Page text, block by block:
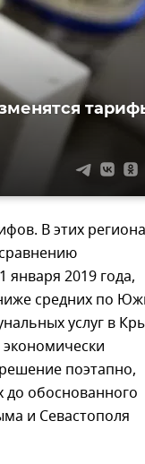
В этих
2019 года,
средних по
услуг в
поэтапно,
до обоснованного
и Севастополя